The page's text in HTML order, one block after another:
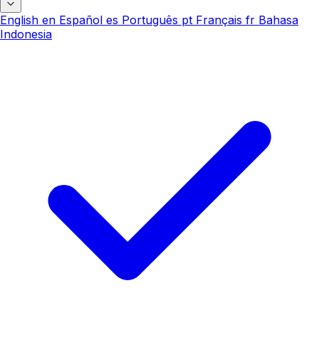
English en Español es Português pt Français fr Bahasa
Indonesia